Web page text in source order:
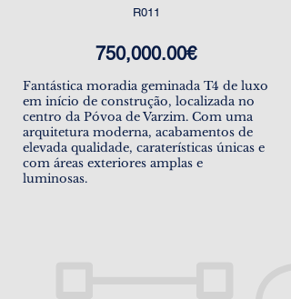
R011
750,000.00€
Fantástica moradia geminada T4 de luxo
em início de construção, localizada no
centro da Póvoa de Varzim. Com uma
arquitetura moderna, acabamentos de
elevada qualidade, caraterísticas únicas e
com áreas exteriores amplas e
luminosas.